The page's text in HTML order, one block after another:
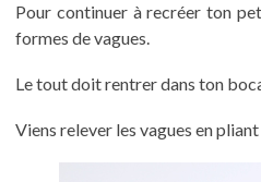
Pour continuer à recréer ton
formes de vagues.
Le tout doit rentrer dans ton
Viens relever les vagues en